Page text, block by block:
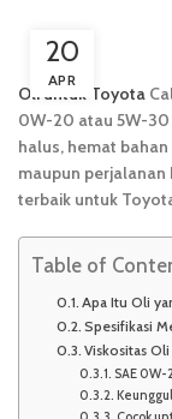
20
APR
Oli untuk Toyota
0W-20 atau 5W-30
halus, hemat
maupun
terbaik untuk
Table of
Apa Itu Oli
Spesifikasi
Viskositas
SAE 0W-